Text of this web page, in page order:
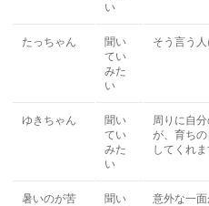
い
たっちゃん
聞い
てい
みた
い
そう言う
ゆきちゃん
聞い
てい
みた
い
周りに自
が、育ち
してくれ
暑いのが苦
聞い
意外な一